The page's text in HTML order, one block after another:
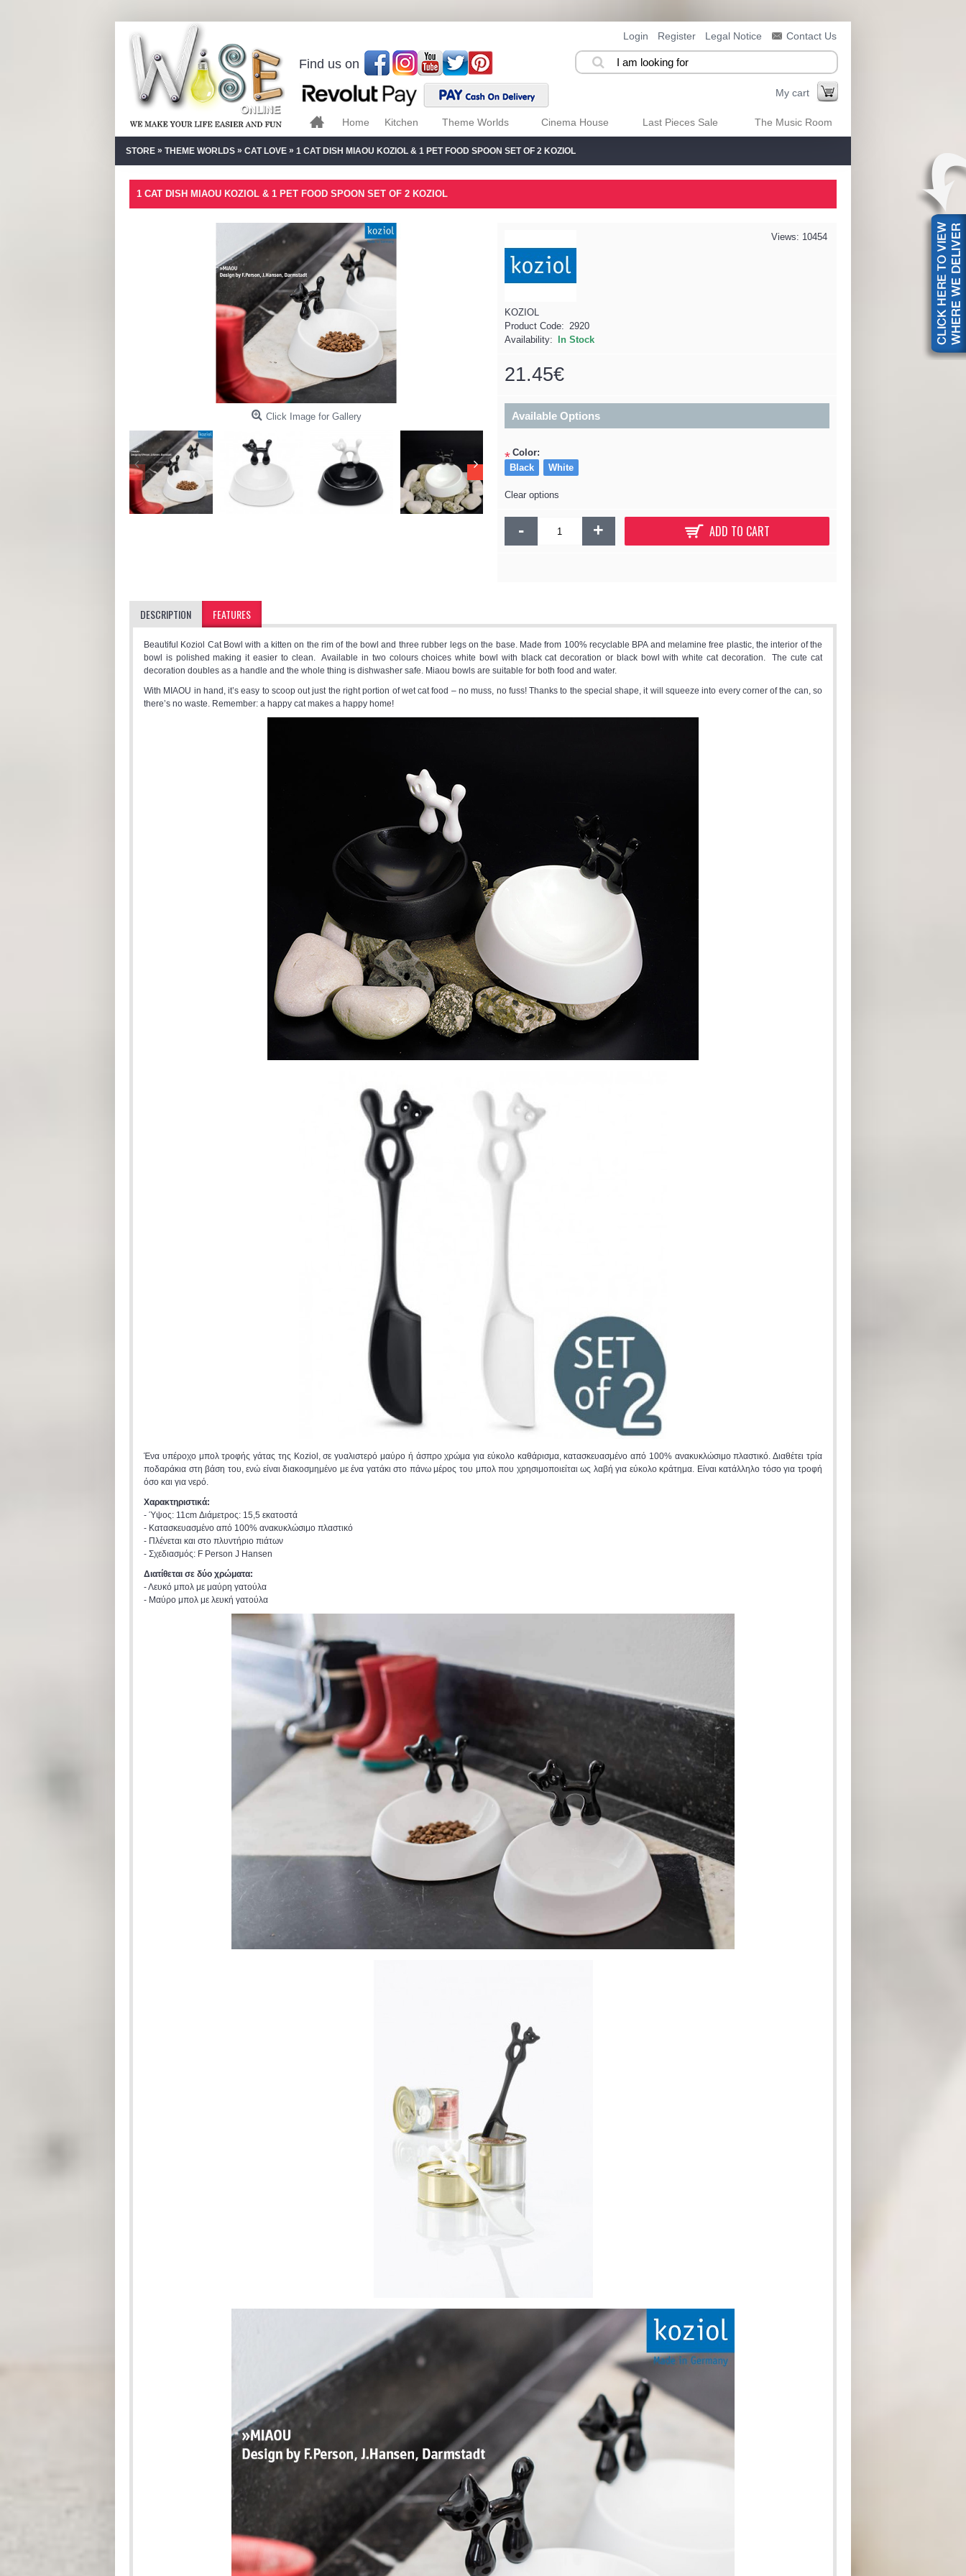
Login Register Legal Notice Contact Us
Find us on
My cart
Home Kitchen Theme Worlds Cinema House Last Pieces Sale The Music Room
STORE » THEME WORLDS » CAT LOVE » 1 CAT DISH MIAOU KOZIOL & 1 PET FOOD SPOON SET OF 2 KOZIOL
1 CAT DISH MIAOU KOZIOL & 1 PET FOOD SPOON SET OF 2 KOZIOL
Click Image for Gallery
Views: 10454
KOZIOL
Product Code: 2920
Availability:
In Stock
21.45€
Available Options
* Color:
Black
White
Clear options
- + ADD TO CART
DESCRIPTION FEATURES
Beautiful Koziol Cat Bowl with a kitten on the rim of the bowl and three rubber legs on the base. Made from 100% recyclable BPA and melamine free plastic, the interior of the
bowl is polished making it easier to clean. Available in two colours choices white bowl with black cat decoration or black bowl with white cat decoration. The cute cat
decoration doubles as a handle and the whole thing is dishwasher safe. Miaou bowls are suitable for both food and water.
With MIAOU in hand, it’s easy to scoop out just the right portion of wet cat food – no muss, no fuss! Thanks to the special shape, it will squeeze into every corner of the can, so
there’s no waste. Remember: a happy cat makes a happy home!
Ένα υπέροχο μπολ τροφής γάτας της Koziol, σε γυαλιστερό μαύρο ή άσπρο χρώμα για εύκολο καθάρισμα, κατασκευασμένο από 100% ανακυκλώσιμο πλαστικό. Διαθέτει τρία
ποδαράκια στη βάση του, ενώ είναι διακοσμημένο με ένα γατάκι στο πάνω μέρος του μπολ που χρησιμοποιείται ως λαβή για εύκολο κράτημα. Είναι κατάλληλο τόσο για τροφή
όσο και για νερό.
Χαρακτηριστικά:
- Ύψος: 11cm Διάμετρος: 15,5 εκατοστά
- Κατασκευασμένο από 100% ανακυκλώσιμο πλαστικό
- Πλένεται και στο πλυντήριο πιάτων
- Σχεδιασμός: F Person J Hansen
Διατίθεται σε δύο χρώματα:
- Λευκό μπολ με μαύρη γατούλα
- Μαύρο μπολ με λευκή γατούλα